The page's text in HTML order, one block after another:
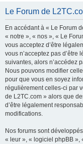
Le Forum de
En accédant à « Le Forum
« notre », « nos », « Le
vous acceptez d’être
vous n’acceptez pas
suivantes, alors n’accédez
Nous pouvons modifier
pour que vous en soyez
régulièrement celles-ci par
de L2TC.com » alors que
d’être légalement
modifications.
Nos forums sont
« leur », « logiciel phpBB »,